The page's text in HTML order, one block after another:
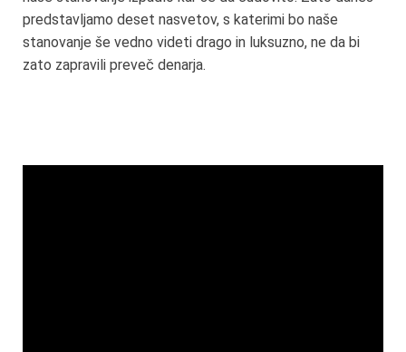
predstavljamo deset nasvetov, s katerimi bo naše
stanovanje še vedno videti drago in luksuzno, ne da bi
zato zapravili preveč denarja.